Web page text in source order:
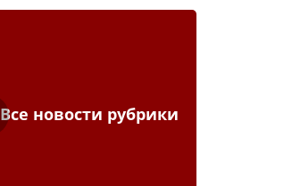
Все новости рубрики